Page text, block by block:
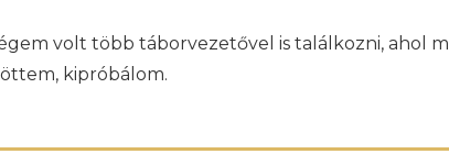
volt több táborvezetővel is találkozni, ahol
kipróbálom.